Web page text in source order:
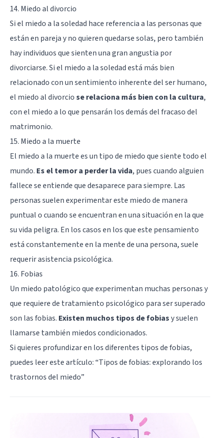
14. Miedo al divorcio
Si el miedo a la soledad hace referencia a las personas que
están en pareja y no quieren quedarse solas, pero también
hay individuos que sienten una gran angustia por
divorciarse. Si el miedo a la soledad está más bien
relacionado con un sentimiento inherente del ser humano,
el miedo al divorciose relaciona más bien con la cultura,
con el miedo a lo que pensarán los demás del fracaso del
matrimonio.
15. Miedo a la muerte
El miedo a la muerte es un tipo de miedo que siente todo el
mundo. Es el temor a perder la vida, pues cuando alguien
fallece se entiende que desaparece para siempre. Las
personas suelen experimentar este miedo de manera
puntual o cuando se encuentran en una situación en la que
su vida peligra. En los casos en los que este pensamiento
está constantemente en la mente de una persona, suele
requerir asistencia psicológica.
16. Fobias
Un miedo patológico que experimentan muchas personas y
que requiere de tratamiento psicológico para ser superado
son las fobias. Existen muchos tipos de fobiasy suelen
llamarse también miedos condicionados.
Si quieres profundizar en los diferentes tipos de fobias,
puedes leer este artículo: “Tipos de fobias: explorando los
trastornos del miedo”